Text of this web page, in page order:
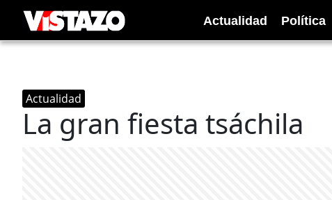
Actualidad Política
Actualidad
La gran fiesta tsáchila